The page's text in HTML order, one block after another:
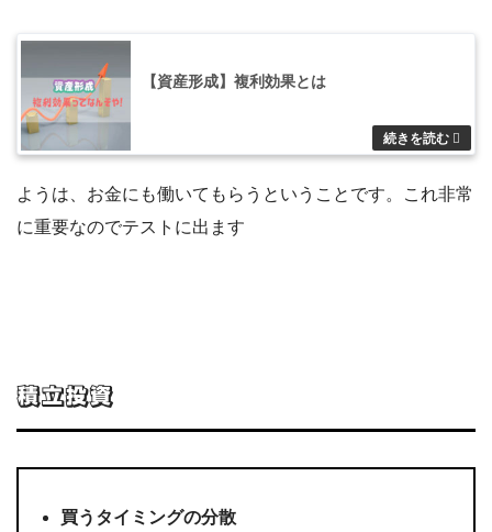
【資産形成】複利効果とは
ようは、お金にも働いてもらうということです。これ非常
に重要なのでテストに出ます
積立投資
買うタイミングの分散